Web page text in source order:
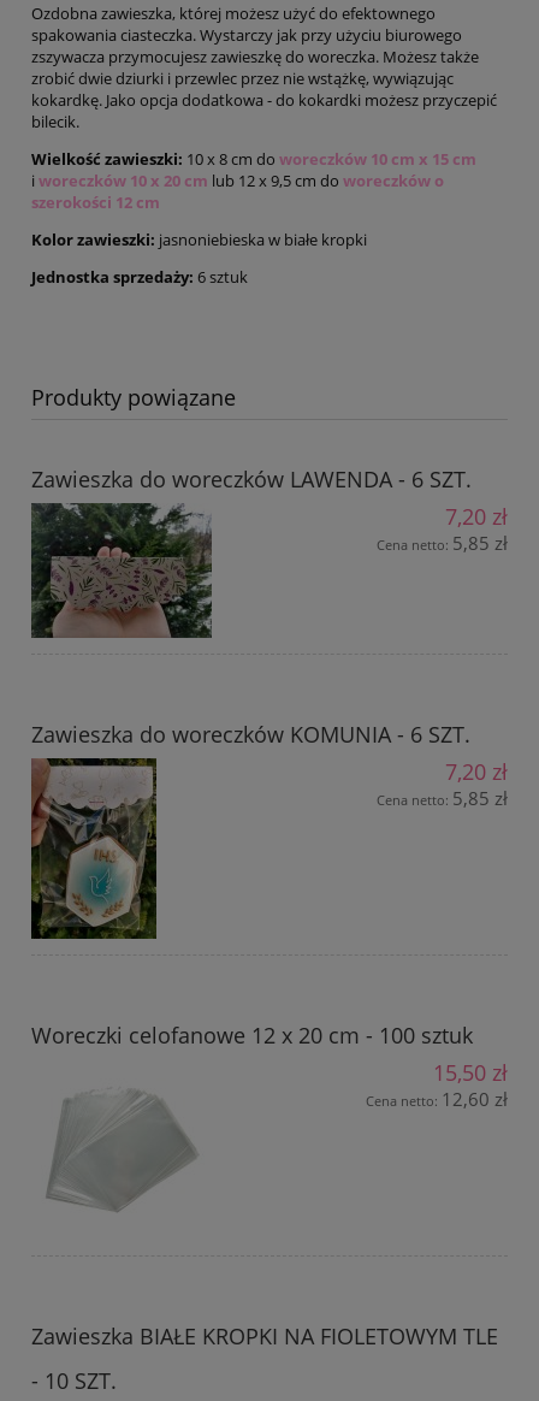
Ozdobna zawieszka, której możesz użyć do efektownego
spakowania ciasteczka. Wystarczy jak przy użyciu biurowego
zszywacza przymocujesz zawieszkę do woreczka. Możesz także
zrobić dwie dziurki i przewlec przez nie wstążkę, wywiązując
kokardkę. Jako opcja dodatkowa - do kokardki możesz przyczepić
bilecik.
Wielkość zawieszki: 10 x 8 cm do woreczków 10 cm x 15 cm
i woreczków 10 x 20 cm lub 12 x 9,5 cm do woreczków o
szerokości 12 cm
Kolor zawieszki: jasnoniebieska w białe kropki
Jednostka sprzedaży: 6 sztuk
Produkty powiązane
Zawieszka do woreczków LAWENDA - 6 SZT.
7,20 zł
Cena netto: 5,85 zł
Zawieszka do woreczków KOMUNIA - 6 SZT.
7,20 zł
Cena netto: 5,85 zł
Woreczki celofanowe 12 x 20 cm - 100 sztuk
15,50 zł
Cena netto: 12,60 zł
Zawieszka BIAŁE KROPKI NA FIOLETOWYM TLE
- 10 SZT.